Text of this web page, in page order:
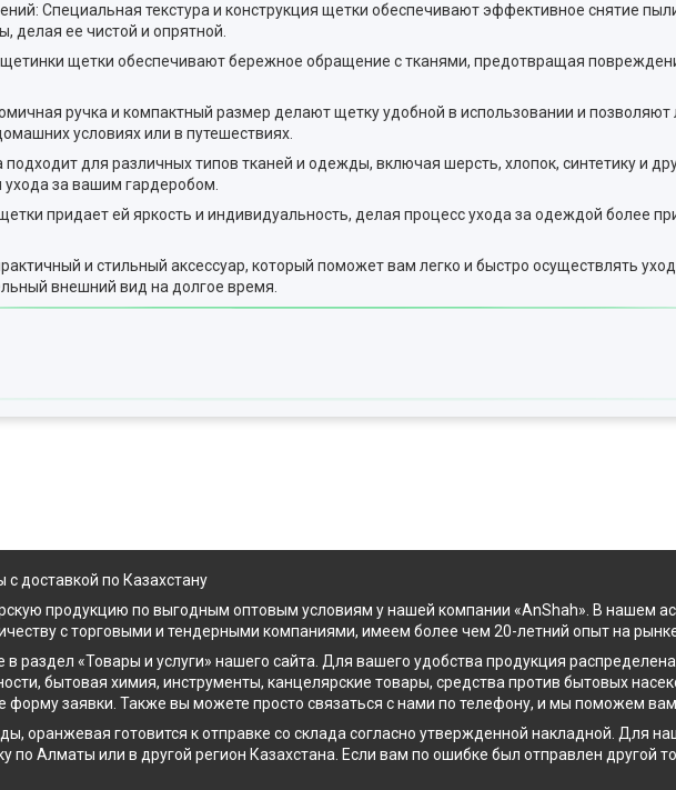
Специальная текстура и конструкция щетки обеспечивают эффективное снятие
делая ее чистой и опрятной.
щетинки щетки обеспечивают бережное обращение с тканями, предотвращая
ручка и компактный размер делают щетку удобной в использовании и позволяют
условиях или в путешествиях.
для различных типов тканей и одежды, включая шерсть, хлопок, синтетику и
за вашим гардеробом.
придает ей яркость и индивидуальность, делая процесс ухода за одеждой более
и стильный аксессуар, который поможет вам легко и быстро осуществлять
внешний вид на долгое время.
доставкой по Казахстану
продукцию по выгодным оптовым условиям у нашей компании «AnShah». В нашем
с торговыми и тендерными компаниями, имеем более чем 20-летний опыт на рынке
раздел «Товары и услуги» нашего сайта. Для вашего удобства продукция
бытовая химия, инструменты, канцелярские товары, средства против бытовых
форму заявки. Также вы можете просто связаться с нами по телефону, и мы поможем
оранжевая готовится к отправке со склада согласно утвержденной накладной. Для
по Алматы или в другой регион Казахстана. Если вам по ошибке был отправлен другой